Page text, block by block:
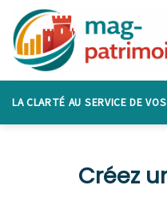
content
LA CLARTÉ AU SERVICE DE
Créez